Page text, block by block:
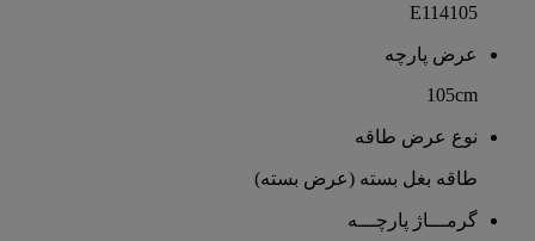
E114105
عرض پارچه
105cm
نوع عرض طاقه
طاقه بغل بسته (عرض بسته)
گرمـــاژ پارچـــه